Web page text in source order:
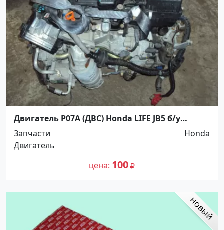
Двигатель P07A (ДВС) Honda LIFE JB5 б/у
контрактный Краснодар
Запчасти
Honda
Двигатель
цена 100